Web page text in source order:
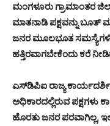
ಮಂಗಳೂರು ಗ್ರಾಮಾಂತರ
ಮಾತನಾಡಿ ಪಕ್ಷವನ್ನು ಬೂತ್
ಜನರ ಮೂಲಭೂತ ಸಮಸ್ಯೆಗಳಿಗೆ
ಹತ್ತಿರವಾಗಬೇಕೆಂದು ಕರೆ
ಎಸ್‌ಡಿಪಿಐ ರಾಜ್ಯ
ಅಧಿಕಾರದಲ್ಲಿರುವ ಪಕ್ಷಗಳು
ಹೊರತು ಜನರ ಪರವಾಗಿಲ್ಲ,